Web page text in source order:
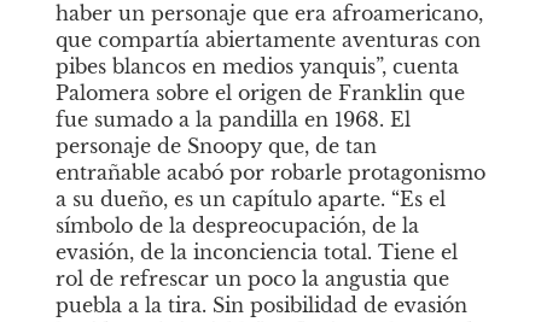
haber un personaje que era afroamericano,
que compartía abiertamente aventuras con
pibes blancos en medios yanquis”, cuenta
Palomera sobre el origen de Franklin que
fue sumado a la pandilla en 1968. El
personaje de Snoopy que, de tan
entrañable acabó por robarle protagonismo
a su dueño, es un capítulo aparte. “Es el
símbolo de la despreocupación, de la
evasión, de la inconciencia total. Tiene el
rol de refrescar un poco la angustia que
puebla a la tira. Sin posibilidad de evasión